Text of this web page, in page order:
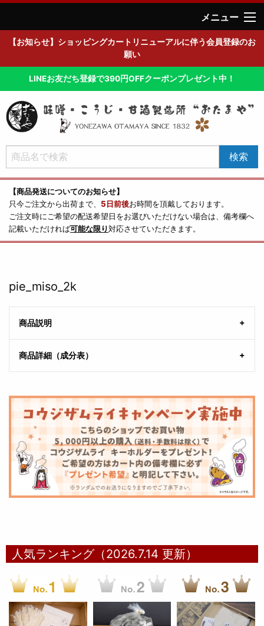
メニュー
【お知らせ】ショッピングカートリニューアルに伴う会員登録のお
願い
LINEお友だち登録で390円OFFクーポンプレゼント中！
【商品発送についてのお知らせ】
只今ご注文から出荷まで、 5日前後お時間を頂戴しております。
ご注文時にご希望の配送希望日をお選びいただけない場合は、備考欄へ
記載いただければ可能な限り対応させていただきます。
pie_miso_2k
商品説明
商品詳細（成分表）
人気ランキング（2026.7.14 更新）